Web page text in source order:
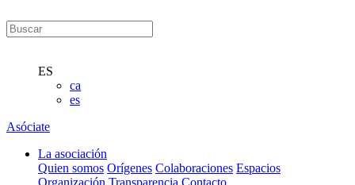
ES
ca
es
Asóciate
La asociación
Quien somos Orígenes Colaboraciones Espacios
Organización Transparencia Contacto